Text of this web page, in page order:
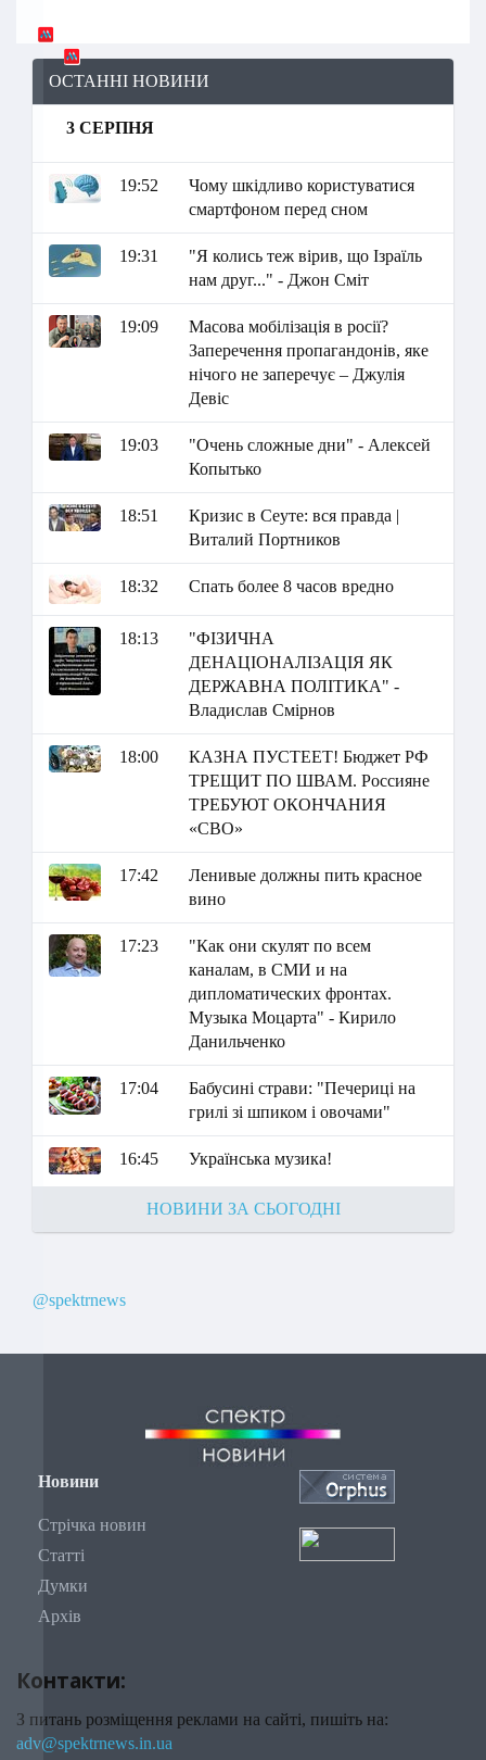
ОСТАННІ НОВИНИ
3 СЕРПНЯ
19:52
Чому шкідливо користуватися
смартфоном перед сном
19:31
"Я колись теж вірив, що Ізраїль
нам друг..." - Джон Сміт
19:09
Масова мобілізація в росії?
Заперечення пропагандонів, яке
нічого не заперечує – Джулія
Девіс
19:03
"Очень сложные дни" - Алексей
Копытько
18:51
Кризис в Сеуте: вся правда |
Виталий Портников
18:32 Спать более 8 часов вредно
18:13
"ФІЗИЧНА
ДЕНАЦІОНАЛІЗАЦІЯ ЯК
ДЕРЖАВНА ПОЛІТИКА" -
Владислав Смірнов
18:00
КАЗНА ПУСТЕЕТ! Бюджет РФ
ТРЕЩИТ ПО ШВАМ. Россияне
ТРЕБУЮТ ОКОНЧАНИЯ
«СВО»
17:42
Ленивые должны пить красное
вино
17:23
"Как они скулят по всем
каналам, в СМИ и на
дипломатических фронтах.
Музыка Моцарта" - Кирило
Данильченко
17:04
Бабусині страви: "Печериці на
грилі зі шпиком і овочами"
16:45 Українська музика!
НОВИНИ ЗА СЬОГОДНІ
@spektrnews
Новини
Стрічка новин
Статті
Думки
Архів
Контакти:
З питань розміщення реклами на сайті, пишіть на:
adv@spektrnews.in.ua